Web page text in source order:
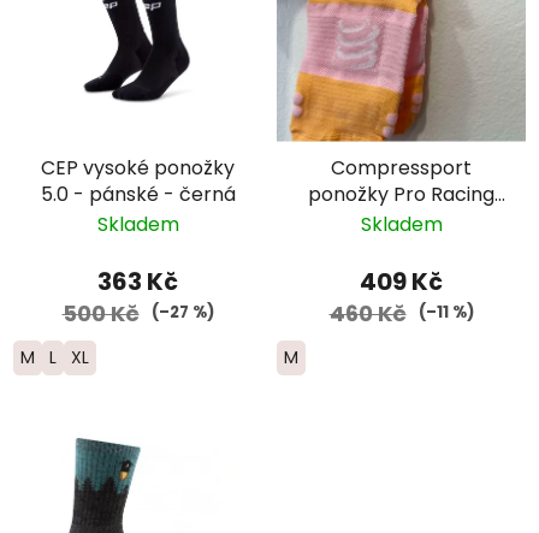
CEP vysoké ponožky
5.0 - pánské - černá
Skladem
363 Kč
500 Kč (–27 %)
M L XL
Compressport
ponožky Pro Racing
Run nízké -
Skladem
409 Kč
460 Kč (–11 %)
M